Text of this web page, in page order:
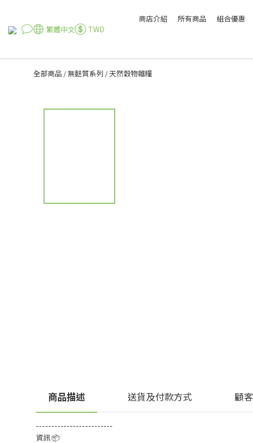
繁體中文 TWD
商店介紹 所有商品 組合優惠
全部商品 /無麩質系列 / 天然穀物雜糧
商品描述 送貨及付款方式 顧
-------------------------
資訊 📦